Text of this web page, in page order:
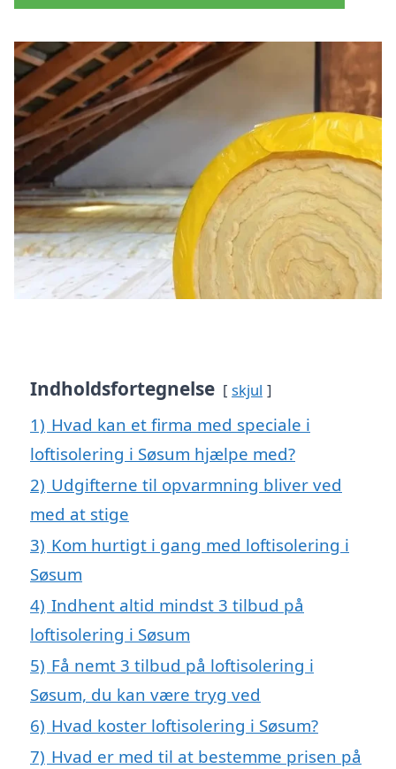
Indholdsfortegnelse skjul
1) Hvad kan et firma med speciale i
loftisolering i Søsum hjælpe med?
2) Udgifterne til opvarmning bliver ved
med at stige
3) Kom hurtigt i gang med loftisolering i
Søsum
4) Indhent altid mindst 3 tilbud på
loftisolering i Søsum
5) Få nemt 3 tilbud på loftisolering i
Søsum, du kan være tryg ved
6) Hvad koster loftisolering i Søsum?
7) Hvad er med til at bestemme prisen på